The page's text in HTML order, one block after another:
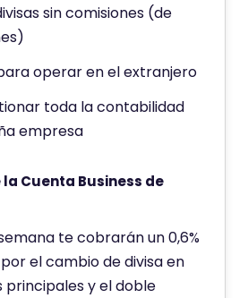
sin comisiones (de
operar en el extranjero
toda la contabilidad
empresa
la Cuenta Business de
te cobrarán un 0,6%
el cambio de divisa en
principales y el doble